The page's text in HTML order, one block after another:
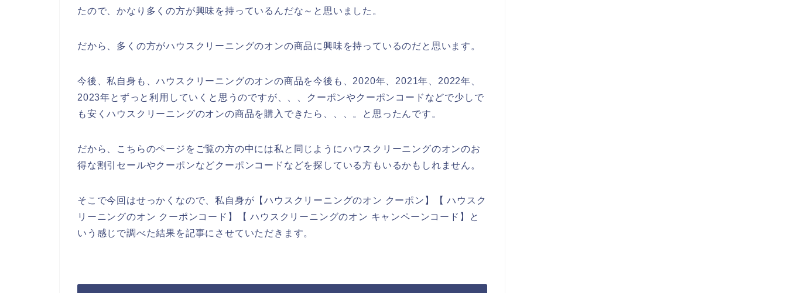
たので、かなり多くの方が興味を持っているんだな～と思いました。
だから、多くの方がハウスクリーニングのオンの商品に興味を持っているのだと思います。
今後、私自身も、ハウスクリーニングのオンの商品を今後も、2020年、2021年、2022年、
2023年とずっと利用していくと思うのですが、、、クーポンやクーポンコードなどで少しで
も安くハウスクリーニングのオンの商品を購入できたら、、、。と思ったんです。
だから、こちらのページをご覧の方の中には私と同じようにハウスクリーニングのオンのお
得な割引セールやクーポンなどクーポンコードなどを探している方もいるかもしれません。
そこで今回はせっかくなので、私自身が【ハウスクリーニングのオン クーポン】【 ハウスク
リーニングのオン クーポンコード】【 ハウスクリーニングのオン キャンペーンコード】と
いう感じで調べた結果を記事にさせていただきます。